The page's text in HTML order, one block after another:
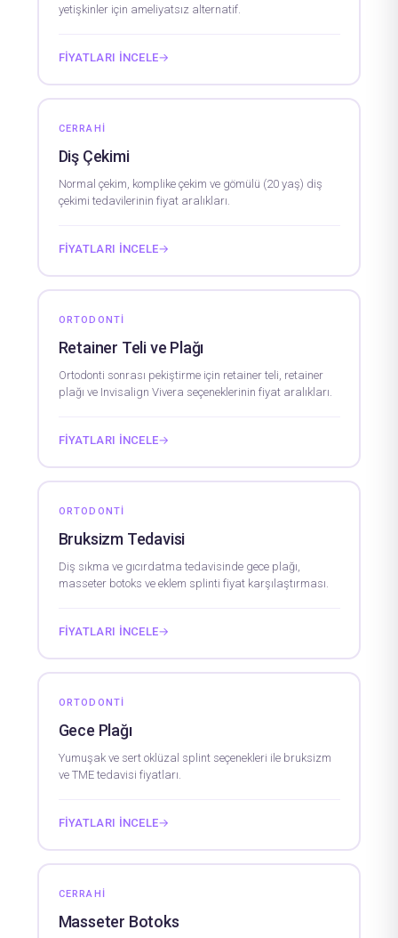
yetişkinler için ameliyatsız alternatif.
FIYATLARI İNCELE→
CERRAHI
Diş Çekimi
Normal çekim, komplike çekim ve gömülü (20 yaş) diş
çekimi tedavilerinin fiyat aralıkları.
FIYATLARI İNCELE→
ORTODONTI
Retainer Teli ve Plağı
Ortodonti sonrası pekiştirme için retainer teli, retainer
plağı ve Invisalign Vivera seçeneklerinin fiyat aralıkları.
FIYATLARI İNCELE→
ORTODONTI
Bruksizm Tedavisi
Diş sıkma ve gıcırdatma tedavisinde gece plağı,
masseter botoks ve eklem splinti fiyat karşılaştırması.
FIYATLARI İNCELE→
ORTODONTI
Gece Plağı
Yumuşak ve sert oklüzal splint seçenekleri ile bruksizm
ve TME tedavisi fiyatları.
FIYATLARI İNCELE→
CERRAHI
Masseter Botoks